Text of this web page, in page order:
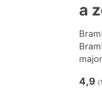
a
4,9